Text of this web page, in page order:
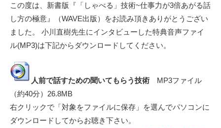
この度は、新書版『「しゃべる」技術~仕事力が3倍あがる話
し方の極意』（WAVE出版）をお読み頂きありがとうござい
ました。
小川直樹先生にインタビューした特典音声ファイ
ル(MP3)は下記からダウンロードしてください。
人前で話すための聞いてもらう技術 MP3ファイル
（約40分）26.8MB
右クリックで「対象をファイルに保存」を選んでパソコンに
ダウンロードしてからお聴き下さい。